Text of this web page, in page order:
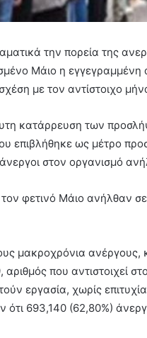
την πορεία της
Μάιο η εγγεγραμμένη
με τον αντίστοιχο
κατάρρευση των
ως μέτρο
στον οργανισμό
φετινό Μάιο ανήλθαν
μακροχρόνια ανέργους,
που αντιστοιχεί
εργασία, χωρίς
693,140 (62,80%)